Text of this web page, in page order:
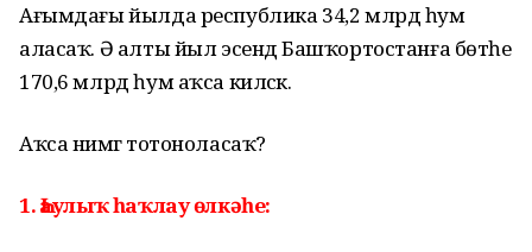
Ағымдағы йылда республика 34,2 млрд һум
аласаҡ. Ә алты йыл эсендә Башҡортостанға бөтәһе
170,6 млрд һум аҡса киләсәк.
Аҡса нимәгә тотоноласаҡ?
1. Һаулыҡ һаҡлау өлкәһе: